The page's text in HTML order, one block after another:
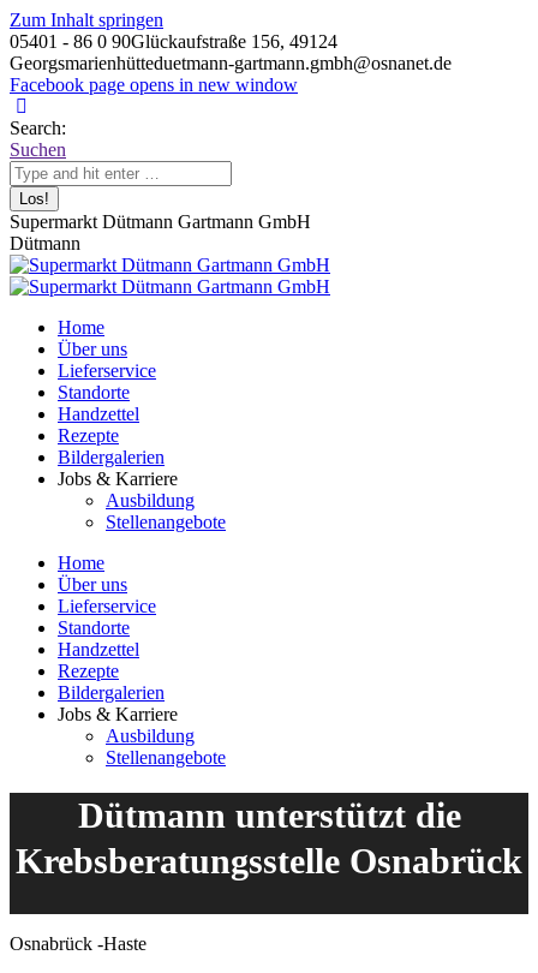
Zum Inhalt springen
05401 - 86 0 90Glückaufstraße 156, 49124
Georgsmarienhütteduetmann-gartmann.gmbh@osnanet.de
Facebook page opens in new window
Search:
Suchen
Supermarkt Dütmann Gartmann GmbH
Dütmann
Home
Über uns
Lieferservice
Standorte
Handzettel
Rezepte
Bildergalerien
Jobs & Karriere
Ausbildung
Stellenangebote
Home
Über uns
Lieferservice
Standorte
Handzettel
Rezepte
Bildergalerien
Jobs & Karriere
Ausbildung
Stellenangebote
Dütmann unterstützt die
Krebsberatungsstelle Osnabrück
Osnabrück -Haste